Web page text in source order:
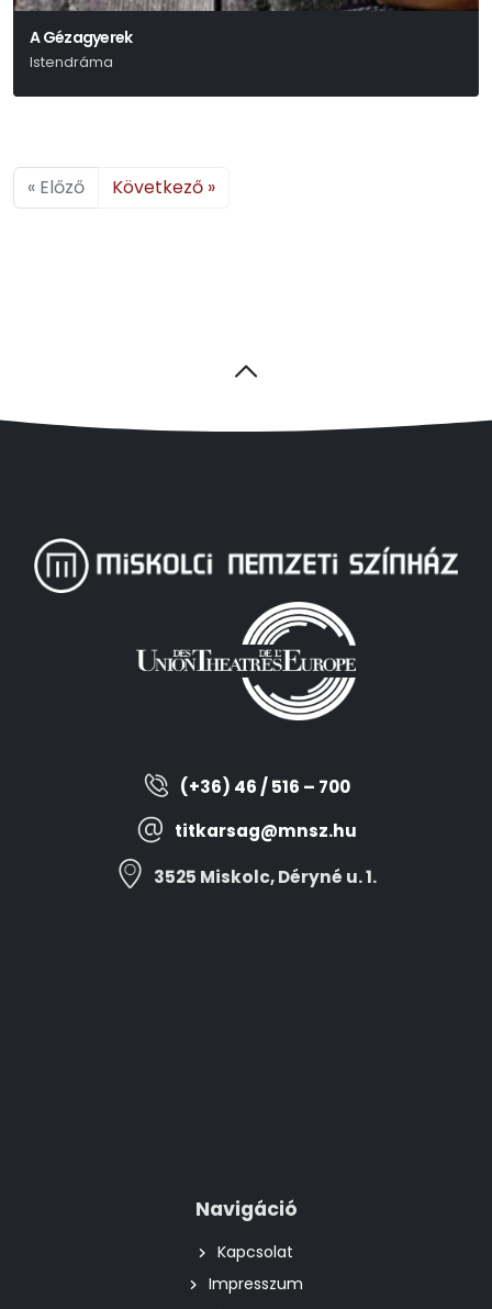
A Gézagyerek
Istendráma
« Előző Következő »
(+36) 46 / 516 – 700
titkarsag@mnsz.hu
3525 Miskolc, Déryné u. 1.
Navigáció
Kapcsolat
Impresszum